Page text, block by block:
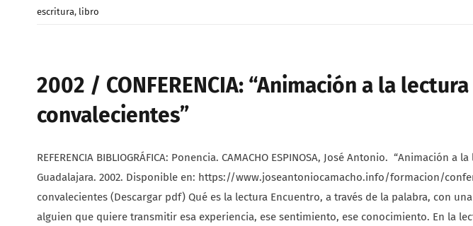
escritura, libro
2002 / CONFERENCIA: “Animación a la
convalecientes”
REFERENCIA BIBLIOGRÁFICA: Ponencia. CAMACHO ESPINOSA, José Antonio.
Guadalajara. 2002. Disponible en: https://www.joseantoniocamacho.info/formacion/
convalecientes (Descargar pdf) Qué es la lectura Encuentro, a través de la palabra, con
alguien que quiere transmitir esa experiencia, ese sentimiento, ese conocimiento. En la